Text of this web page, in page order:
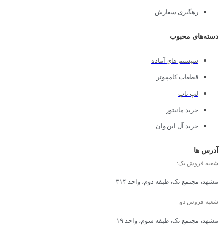
رهگیری سفارش
دسته‌های محبوب
سیستم های آماده
قطعات کامپیوتر
لپ تاپ
خرید مانیتور
خرید آل این وان
آدرس ها
شعبه فروش یک:
مشهد، مجتمع تک، طبقه دوم، واحد ۳۱۴
شعبه فروش دو:
مشهد، مجتمع تک، طبقه سوم، واحد ۱۹